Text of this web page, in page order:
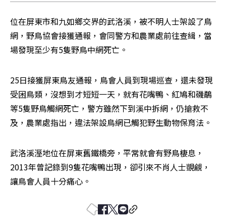
位在屏東市和九如鄉交界的武洛溪，被不明人士架設了鳥
網，野鳥協會接獲通報，會同警方和農業處前往查緝，當
場發現至少有5隻野鳥中網死亡。
25日接獲屏東鳥友通報，鳥會人員到現場巡查，還未發現
受困鳥類，沒想到才短短一天，就有花嘴鴨、紅鳩和磯鷸
等5隻野鳥觸網死亡，警方雖然下到溪中拆網，仍搶救不
及，農業處指出，違法架設鳥網已觸犯野生動物保育法。
武洛溪溼地位在屏東舊鐵橋旁，平常就會有野鳥棲息，
2013年曾記錄到9隻花嘴鴨出現，卻引來不肖人士覬覦，
讓鳥會人員十分痛心。